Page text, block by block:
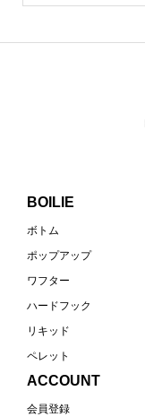
BOILIE
ボトム
ポップアップ
ワフター
ハードフック
リキッド
ペレット
ACCOUNT
会員登録